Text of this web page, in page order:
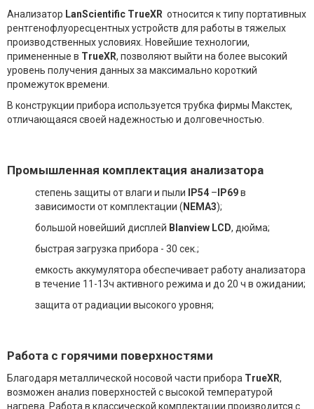
Анализатор LanScientific TrueXR относится к типу портативных
рентгенофлуоресцентных устройств для работы в тяжелых
производственных условиях. Новейшие технологии,
примененные в TrueXR, позволяют выйти на более высокий
уровень получения данных за максимально короткий
промежуток времени.
В конструкции прибора используется трубка фирмы Макстек,
отличающаяся своей надежностью и долговечностью.
Промышленная комплектация анализатора
степень защиты от влаги и пыли IP54 – IP69в
зависимости от комплектации ( NEMA3);
большой новейший дисплей Blanview LCD, дюйма;
быстрая загрузка прибора - 30 сек.;
емкость аккумулятора обеспечивает работу анализатора
в течение 11-13ч активного режима и до 20 ч в ожидании;
защита от радиации высокого уровня;
Работа с горячими поверхностями
Благодаря металлической носовой части прибора TrueXR,
возможен анализ поверхностей с высокой температурой
нагрева. Работа в классической комплектации производится с